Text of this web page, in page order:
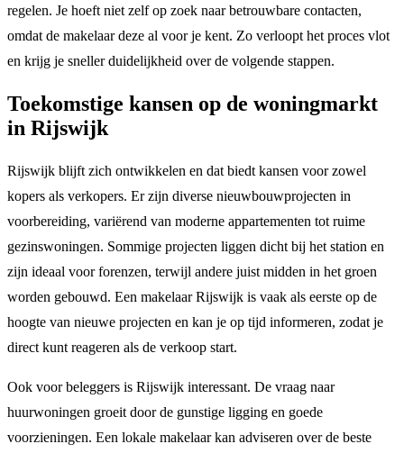
regelen. Je hoeft niet zelf op zoek naar betrouwbare contacten,
omdat de makelaar deze al voor je kent. Zo verloopt het proces vlot
en krijg je sneller duidelijkheid over de volgende stappen.
Toekomstige kansen op de woningmarkt
in Rijswijk
Rijswijk blijft zich ontwikkelen en dat biedt kansen voor zowel
kopers als verkopers. Er zijn diverse nieuwbouwprojecten in
voorbereiding, variërend van moderne appartementen tot ruime
gezinswoningen. Sommige projecten liggen dicht bij het station en
zijn ideaal voor forenzen, terwijl andere juist midden in het groen
worden gebouwd. Een makelaar Rijswijk is vaak als eerste op de
hoogte van nieuwe projecten en kan je op tijd informeren, zodat je
direct kunt reageren als de verkoop start.
Ook voor beleggers is Rijswijk interessant. De vraag naar
huurwoningen groeit door de gunstige ligging en goede
voorzieningen. Een lokale makelaar kan adviseren over de beste